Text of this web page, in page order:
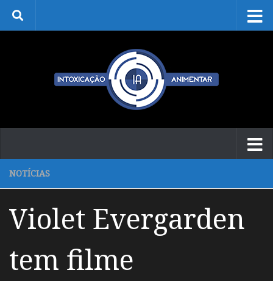
Skip to content
NOTÍCIAS
Violet Evergarden
tem filme